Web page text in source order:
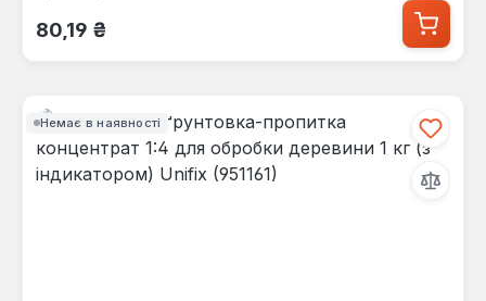
Звичайна ціна:
80,19 ₴
Немає в наявності